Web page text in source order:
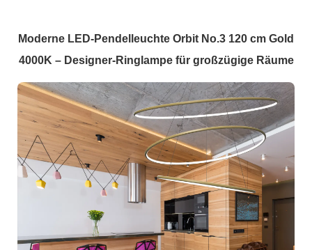
Moderne LED-Pendelleuchte Orbit No.3 120 cm Gold
4000K – Designer-Ringlampe für großzügige Räume